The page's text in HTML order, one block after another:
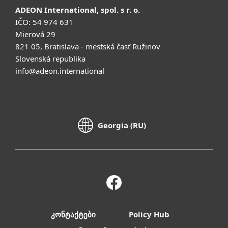
ADEON International, spol. s r. o.
IČO: 54 974 631
Mierová 29
821 05, Bratislava - mestská časť Ružinov
Slovenská republika
info@adeon.international
Georgia (RU)
კონტაქტები
Policy Hub